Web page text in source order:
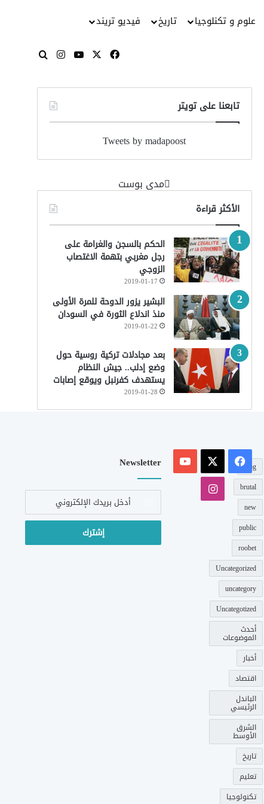
علوم و تكنلوجيا تاريخ فيديو تريند
فيسبوك
‫X
‫YouTube
انستقرامبحث عن
تابعنا على تويتر
Tweets by madapoost
‏مدى بوست‏
الأكثر قراءة
الحكم بالسجن والغرامة على
رجل مغربي بتهمة الاغتصاب
الزوجي
2019-01-17
البشير يزور الدوحة للمرة الأولى
منذ اندلاع الثورة في السودان
2019-01-22
بعد مجادلات تركية روسية حول
وضع إدلب.. جيش النظام
يستهدف كفرنبل ويوقع إصابات
2019-01-28
blog
brutal
new
public
roobet
Uncategorized
uncategory
Uncategotized
أحدث
الموضوعات
أخبار
اقتصاد
الباندل
الرئيسي
الشرق
الأوسط
تاريخ
تعليم
تكنولوجيا
فيسبوك
‫X
‫YouTube
انستقرام
Newsletter
أدخل
الإلكتروني